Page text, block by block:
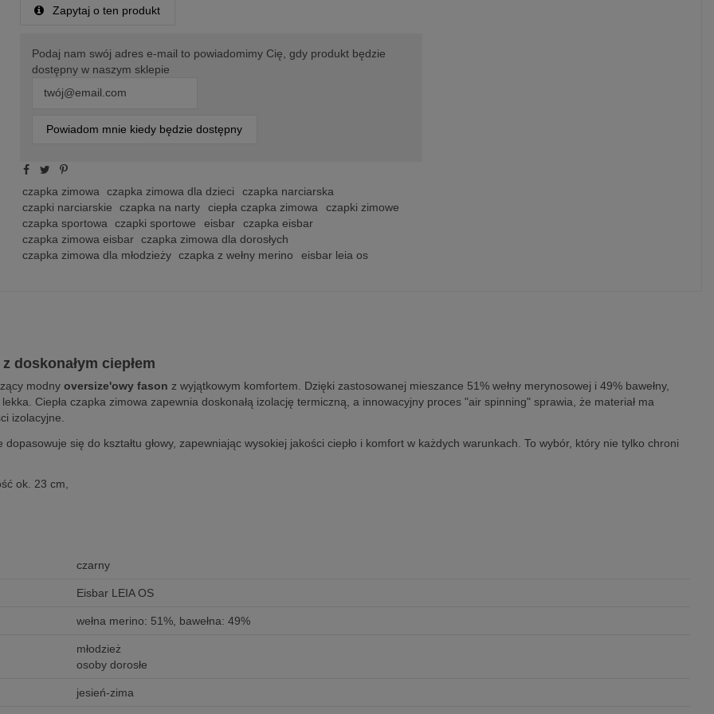
Zapytaj o ten produkt
Podaj nam swój adres e-mail to powiadomimy Cię, gdy produkt będzie
dostępny w naszym sklepie
Powiadom mnie kiedy będzie dostępny
czapka zimowa czapka zimowa dla dzieci
czapka narciarska
czapki narciarskie
czapka na narty ciepła czapka zimowa
czapki zimowe
czapka sportowa
czapki sportowe eisbar
czapka eisbar
czapka zimowa eisbar czapka zimowa dla dorosłych
czapka zimowa dla młodzieży czapka z wełny merino eisbar leia os
doskonałym ciepłem
modny oversize'owy fason z wyjątkowym komfortem. Dzięki zastosowanej mieszance 51% wełny merynosowej i 49% bawełny,
Ciepła czapka zimowa zapewnia doskonałą izolację termiczną, a innowacyjny proces "air spinning" sprawia, że materiał ma
izolacyjne.
się do kształtu głowy, zapewniając wysokiej jakości ciepło i komfort w każdych warunkach. To wybór, który nie tylko chroni
ok. 23 cm,
czarny
Eisbar LEIA OS
wełna merino: 51%, bawełna: 49%
młodzież
osoby dorosłe
jesień-zima